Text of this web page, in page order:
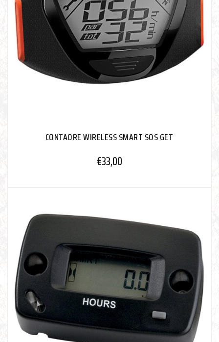
CONTAORE WIRELESS SMART SOS GET
€33,00